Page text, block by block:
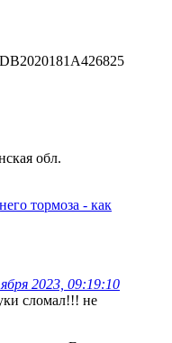
обл.
тормоза - как
2023, 09:19:10
сломал!!! не